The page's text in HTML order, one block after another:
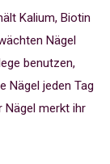
Kalium, Biotin
Nägel
benutzen,
Nägel jeden Tag
Nägel merkt ihr